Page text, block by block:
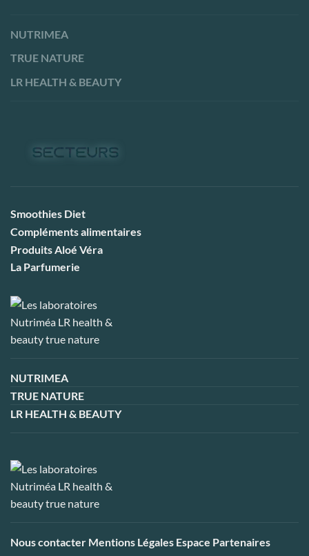
NUTRIMEA
TRUE NATURE
LR HEALTH & BEAUTY
Smoothies Diet
Compléments alimentaires
Produits Aloé Véra
La Parfumerie
NUTRIMEA
TRUE NATURE
LR HEALTH & BEAUTY
Nous contacter Mentions Légales Espace Partenaires